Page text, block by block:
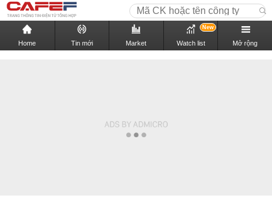
Home Tin mới Market Watch list
New
Mở rộng